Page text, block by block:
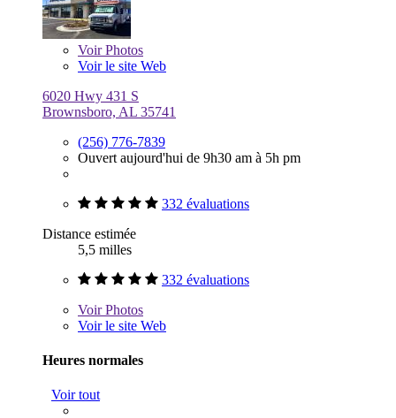
VoirPhotos
Voir le site Web
6020 Hwy 431 S
Brownsboro, AL 35741
(256) 776-7839
Ouvert aujourd'hui de 9h30 am à 5h pm
332 évaluations
Distance estimée
5,5 milles
332 évaluations
VoirPhotos
Voir le site Web
Heures normales
Voir tout